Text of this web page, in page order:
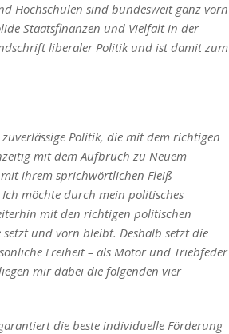
Hochschulen sind bundesweit ganz vorn
Staatsfinanzen und Vielfalt in der
liberaler Politik und ist damit zum
Politik, die mit dem richtigen
mit dem Aufbruch zu Neuem
ihrem sprichwörtlichen Fleiß
möchte durch mein politisches
mit den richtigen politischen
und vorn bleibt. Deshalb setzt die
Freiheit – als Motor und Triebfeder
mir dabei die folgenden vier
die beste individuelle Förderung